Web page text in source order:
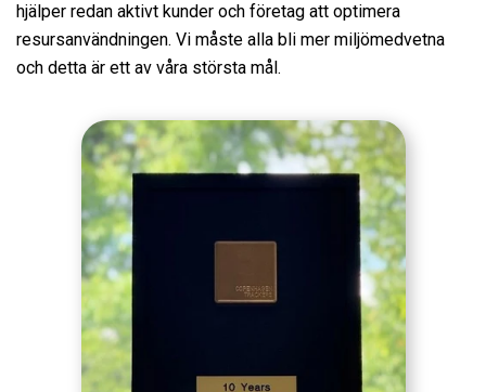
hjälper redan aktivt kunder och företag att optimera
resursanvändningen. Vi måste alla bli mer miljömedvetna
och detta är ett av våra största mål.